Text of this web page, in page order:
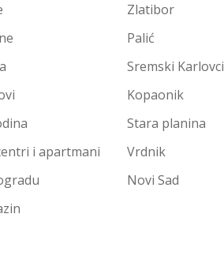
i apartmani
Zlatibor
Palić
Sremski Karlovci
Kopaonik
Stara planina
Vrdnik
Novi Sad